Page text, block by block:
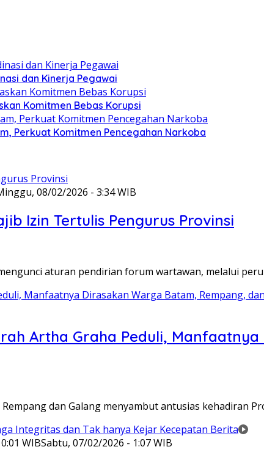
dan Kinerja Pegawai
Komitmen Bebas Korupsi
Perkuat Komitmen Pencegahan Narkoba
08/02/2026 - 3:34 WIB
Izin Tertulis Pengurus Provinsi
aturan pendirian forum wartawan, melalui
Artha Graha Peduli,
dan Galang menyambut antusias kehadiran
WIBSabtu, 07/02/2026 - 1:07 WIB